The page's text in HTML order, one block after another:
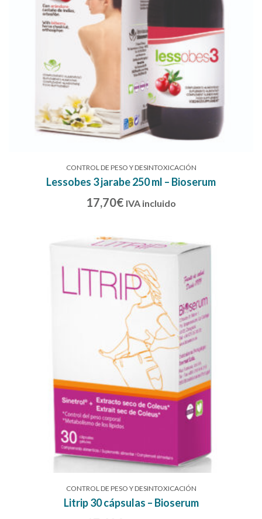
CONTROL DE PESO Y DESINTOXICACIÓN
Lessobes 3 jarabe 250 ml – Bioserum
17,70€ IVA incluido
CONTROL DE PESO Y DESINTOXICACIÓN
Litrip 30 cápsulas – Bioserum